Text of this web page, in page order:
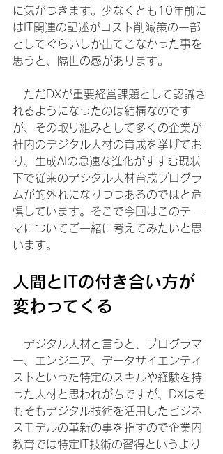
に気がつきます。少なくとも10年前に
はIT関連の記述がコスト削減策の一部
としてぐらいしか出てこなかった事を
思うと、隔世の感があります。
ただDXが重要経営課題として認識さ
れるようになったのは結構なのです
が、その取り組みとして多くの企業が
社内のデジタル人材の育成を挙げてお
り、生成AIの急速な進化がすすむ現状
下で従来のデジタル人材育成プログラ
ムが的外れになりつつあるのではと危
惧しています。そこで今回はこのテー
マについてご一緒に考えてみたいと思
います。
人間とITの付き合い方が
変わってくる
デジタル人材と言うと、プログラマ
ー、エンジニア、データサイエンティ
ストといった特定のスキルや経験を持
った人材と思われがちですが、DXはそ
もそもデジタル技術を活用したビジネ
スモデルの革新の事を指すので企業内
教育では特定IT技術の習得というより